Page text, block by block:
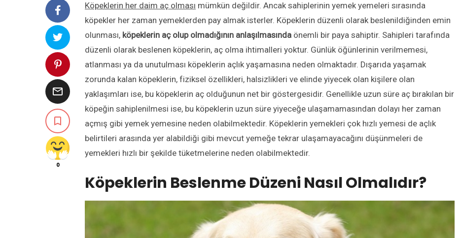


0
Köpeklerin her daim aç olması mümkün değildir. Ancak sahiplerinin yemek yemeleri sırasında
köpekler her zaman yemeklerden pay almak isterler. Köpeklerin düzenli olarak beslenildiğinden emin
olunması, köpeklerin aç olup olmadığının anlaşılmasında önemli bir paya sahiptir. Sahipleri tarafında
düzenli olarak beslenen köpeklerin, aç olma ihtimalleri yoktur. Günlük öğünlerinin verilmemesi,
atlanması ya da unutulması köpeklerin açlık yaşamasına neden olmaktadır. Dışarıda yaşamak
zorunda kalan köpeklerin, fiziksel özellikleri, halsizlikleri ve elinde yiyecek olan kişilere olan
yaklaşımları ise, bu köpeklerin aç olduğunun net bir göstergesidir. Genellikle uzun süre aç bırakılan bir
köpeğin sahiplenilmesi ise, bu köpeklerin uzun süre yiyeceğe ulaşamamasından dolayı her zaman
açmış gibi yemek yemesine neden olabilmektedir. Köpeklerin yemekleri çok hızlı yemesi de açlık
belirtileri arasında yer alabildiği gibi mevcut yemeğe tekrar ulaşamayacağını düşünmeleri de
yemekleri hızlı bir şekilde tüketmelerine neden olabilmektedir.
Köpeklerin Beslenme Düzeni Nasıl Olmalıdır?